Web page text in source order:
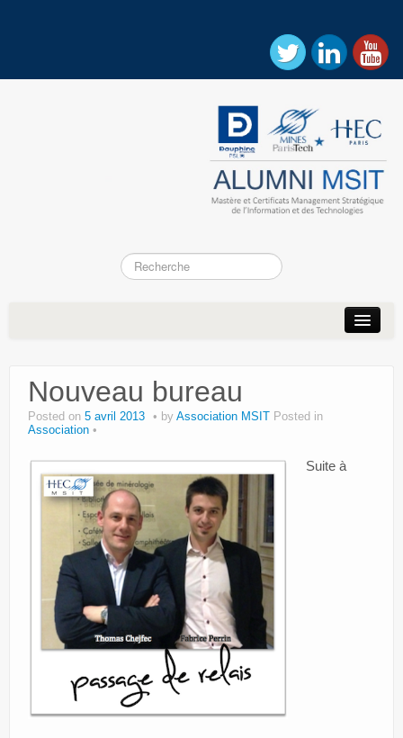
Association
Paroles d’entrepreneurs
Bibliothèque MSIT
Events
Services
Intranet
Nouveau bureau
Posted on 5 avril 2013 by Association MSIT Posted in
Association
Suite à